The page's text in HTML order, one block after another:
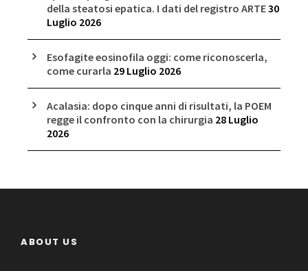
della steatosi epatica. I dati del registro ARTE30
Luglio 2026
Esofagite eosinofila oggi: come riconoscerla,
come curarla 29 Luglio 2026
Acalasia: dopo cinque anni di risultati, la POEM
regge il confronto con la chirurgia 28 Luglio
2026
ABOUT US